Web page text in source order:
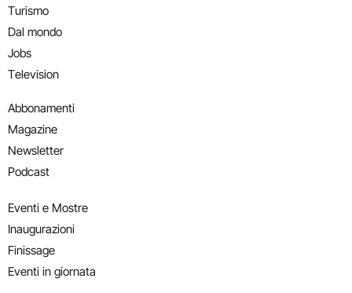
Turismo
Dal mondo
Jobs
Television
Abbonamenti
Magazine
Newsletter
Podcast
Eventi e Mostre
Inaugurazioni
Finissage
Eventi in giornata